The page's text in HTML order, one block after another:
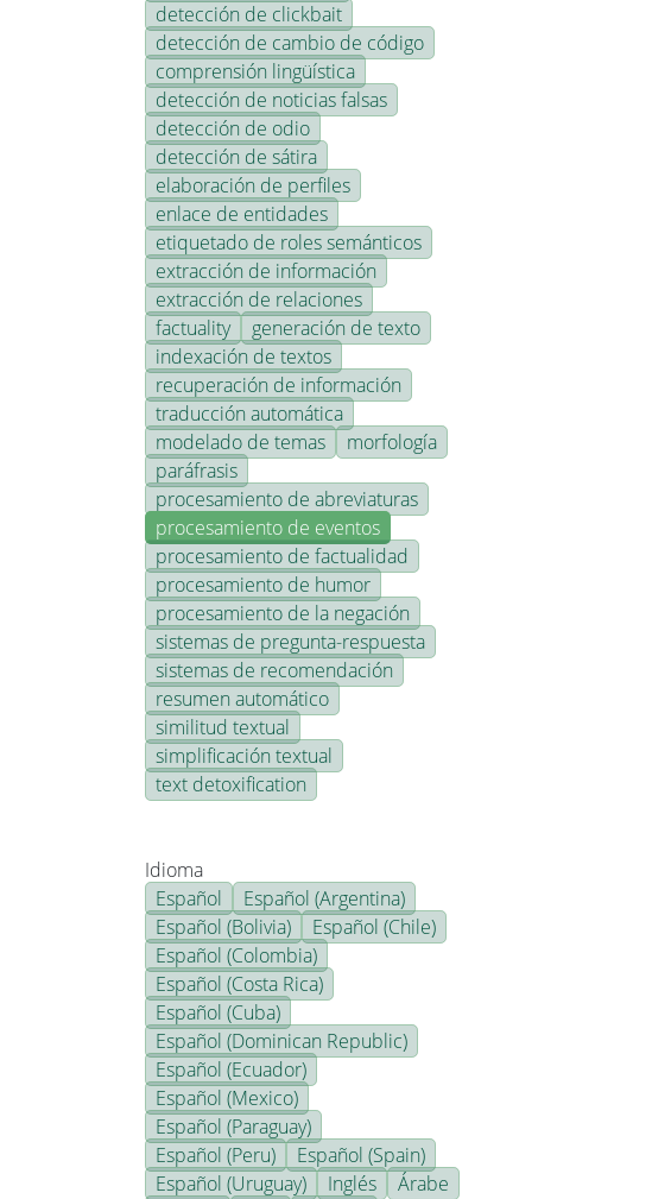
detección de clickbait
detección de cambio de código
comprensión lingüística
detección de noticias falsas
detección de odio
detección de sátira
elaboración de perfiles
enlace de entidades
etiquetado de roles semánticos
extracción de información
extracción de relaciones
factuality
generación de texto
indexación de textos
recuperación de información
traducción automática
modelado de temas
morfología
paráfrasis
procesamiento de abreviaturas
procesamiento de eventos
procesamiento de factualidad
procesamiento de humor
procesamiento de la negación
sistemas de pregunta-respuesta
sistemas de recomendación
resumen automático
similitud textual
simplificación textual
text detoxification
Idioma
Español
Español (Argentina)
Español (Bolivia)
Español (Chile)
Español (Colombia)
Español (Costa Rica)
Español (Cuba)
Español (Dominican Republic)
Español (Ecuador)
Español (Mexico)
Español (Paraguay)
Español (Peru)
Español (Spain)
Español (Uruguay)
Inglés
Árabe